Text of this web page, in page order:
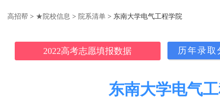
高招帮 > ★院校信息 > 院系清单 > 东南大学电气工程学院
2022高考志愿填报数据 历年录
东南大学电气